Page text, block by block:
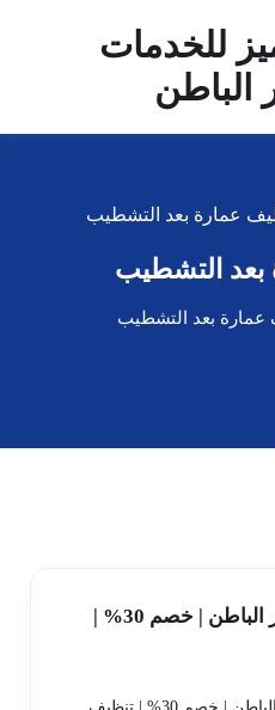
عمارة بعد التشطيب
بعد التشطيب
عمارة بعد التشطيب
شركة تنظيف عمائر بحفر الباطن | خصم 30% |